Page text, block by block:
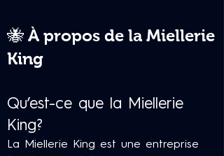
🐝 À propos de la Miellerie
King
Qu’est-ce que la Miellerie
King?
La Miellerie King est une entreprise